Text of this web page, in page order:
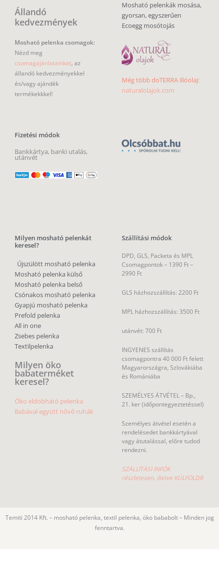
Állandó
kedvezmények
Mosható pelenka csomagok:
Nézd meg
csomagajánlatainkat, az
állandó kedvezményekkel
és/vagy ajándék
termékekkkel!
Fizetési módok
Bankkártya, banki utalás,
utánvét
Mosható pelenkák mosása,
gyorsan, egyszerűen
Ecoegg mosótojás
Még több doTERRA illóolaj:
naturalolajok.com
Milyen mosható pelenkát
keresel?
Újszülött mosható pelenka
Mosható pelenka külső
Mosható pelenka belső
Csónakos mosható pelenka
Gyapjú mosható pelenka
Prefold pelenka
All in one
Zsebes pelenka
Textilpelenka
Milyen öko
babaterméket
keresel?
Öko eldobható pelenka
Babával együtt nővő ruhák
Szállítási módok
DPD, GLS, Packeta és MPL
Csomagpontok – 1390 Ft –
2990 Ft
GLS házhozszállítás: 2200 Ft
MPL házhozszállítás: 3500 Ft
utánvét: 700 Ft
INGYENES szállítás
csomagpontra 40 000 Ft felett
Magyarországra, Szlovákiába
és Romániába
SZEMÉLYES ÁTVÉTEL – Bp.,
21. ker (időpontegyeztetéssel)
Személyes átvétel esetén a
rendelésedet bankkártyával
vagy átutalással, előre tudod
rendezni.
SZÁLLÍTÁSI INFÓK
részletesen, illetve KÜLFÖLDR
Temiti 2014 Kft. – mosható pelenka, textil pelenka, öko bababolt – Minden jog
fenntartva.